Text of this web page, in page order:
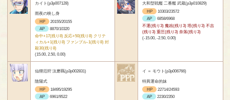
カイト(p3p007128)
雨夜の映し身
HP
20155/20155
AP
8870/10320
命中+17(残り8) 反応+50(残り8) クリテ
ィカル+1(残り8) ファンブル-1(残り8) 封
殺30(残り8)
(15.00, 2.50, 0.00)
大和型戦艦 二番艦 武蔵(p3p010829)
HP
10303/23572
AP
6858/6968
不運(残り3) 魔凶(残り3) 塔(残り3) 不吉
(残り3) 重圧(残り3) 奈落(残り3)
(-15.00, -2.50, 0.00)
仙狸厄狩 汰磨羈(p3p002831)
陰陽式
HP
18495/19295
AP
6961/9522
イ ＝ モウト(p3p006766)
特異運命的妹
HP
22714/24593
AP
2230/2350